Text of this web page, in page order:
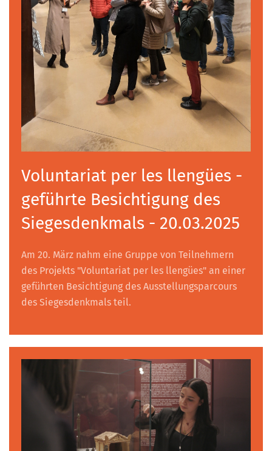
Voluntariat per les llengües -
geführte Besichtigung des
Siegesdenkmals - 20.03.2025
Am 20. März nahm eine Gruppe von Teilnehmern
des Projekts "Voluntariat per les llengües" an einer
geführten Besichtigung des Ausstellungsparcours
des Siegesdenkmals teil.